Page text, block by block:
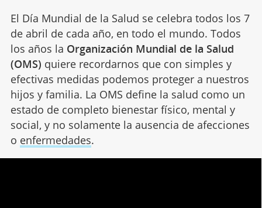
El Día Mundial de la Salud se celebra todos los 7
de abril de cada año, en todo el mundo. Todos
los años la Organización Mundial de la Salud
(OMS) quiere recordarnos que con simples y
efectivas medidas podemos proteger a nuestros
hijos y familia. La OMS define la salud como un
estado de completo bienestar físico, mental y
social, y no solamente la ausencia de afecciones
o enfermedades.